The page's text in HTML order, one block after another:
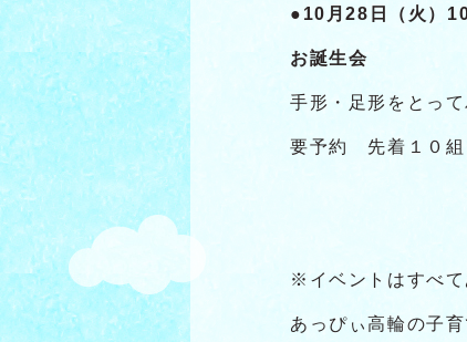
●10月28日（火）
お誕生会
手形・足形をとっ
要予約 先着１０組
※イベントはすべて
あっぴぃ高輪の子